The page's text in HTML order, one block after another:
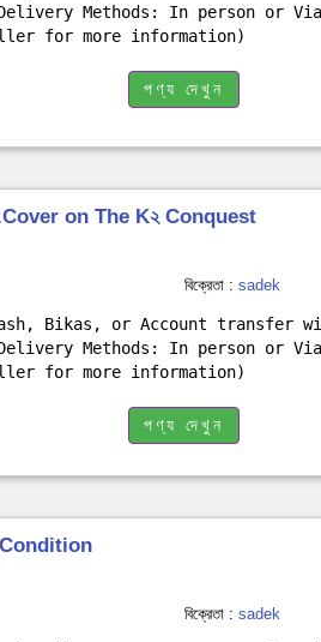
Methods: In person or
for more information)
পণ্য দেখুন
on The K২ Conquest
বিক্রেতা : sadek
Bikas, or Account transfer
Methods: In person or
for more information)
পণ্য দেখুন
Condition
বিক্রেতা : sadek